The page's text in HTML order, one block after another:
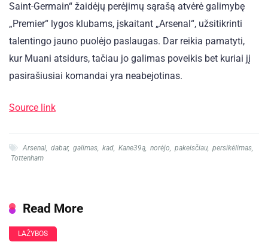
Saint-Germain“ žaidėjų perėjimų sąrašą atvėrė galimybę
„Premier“ lygos klubams, įskaitant „Arsenal“, užsitikrinti
talentingo jauno puolėjo paslaugas. Dar reikia pamatyti,
kur Muani atsidurs, tačiau jo galimas poveikis bet kuriai jį
pasirašiusiai komandai yra neabejotinas.
Source link
Arsenal, dabar, galimas, kad, Kane39ą, norėjo, pakeisčiau, persikėlimas,
Tottenham
Read More
LAŽYBOS